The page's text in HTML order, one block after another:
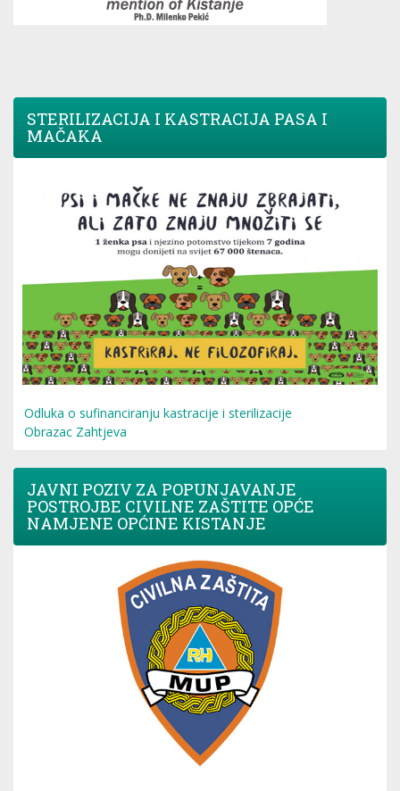
STERILIZACIJA I KASTRACIJA PASA I
MAČAKA
Odluka o sufinanciranju kastracije i sterilizacije
Obrazac Zahtjeva
JAVNI POZIV ZA POPUNJAVANJE
POSTROJBE CIVILNE ZAŠTITE OPĆE
NAMJENE OPĆINE KISTANJE